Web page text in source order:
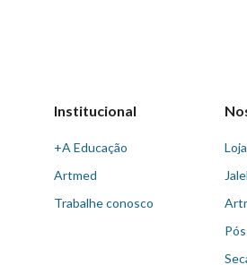
Institucional
+A Educação
Artmed
Trabalhe conosco